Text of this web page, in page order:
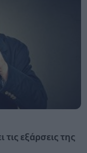
εξάρσεις της